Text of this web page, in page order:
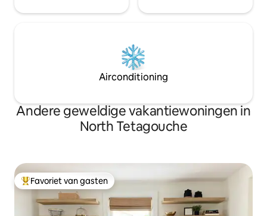
Airconditioning
Andere geweldige vakantiewoningen in
North Tetagouche
Topfavoriet van gasten
Favoriet van gasten